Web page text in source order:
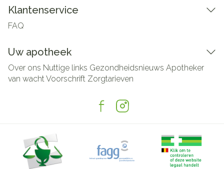
Klantenservice
FAQ
Uw apotheek
Over ons Nuttige links Gezondheidsnieuws Apotheker
van wachtVoorschrift Zorgtarieven